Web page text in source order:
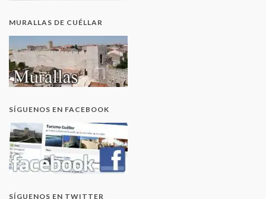
MURALLAS DE CUÉLLAR
SÍGUENOS EN FACEBOOK
SÍGUENOS EN TWITTER